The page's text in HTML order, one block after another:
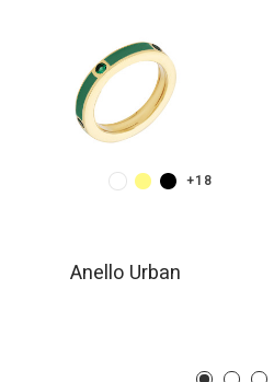
Anello Urban
+18